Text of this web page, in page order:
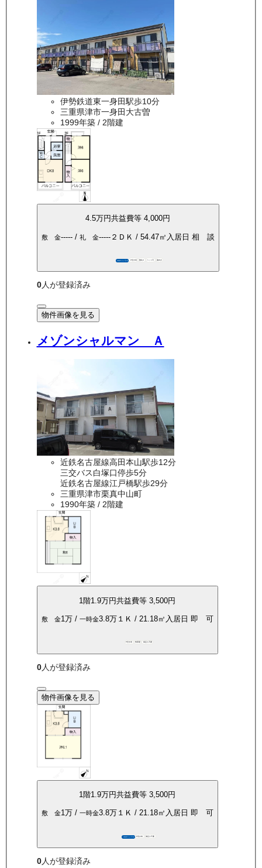
伊勢鉄道東一身田駅歩10分
三重県津市一身田大古曽
1999年築/ 2階建
4.5万円共益費等 4,000円
敷 金-----/ 礼 金-----２ＤＫ / 54.47㎡ 入居日 相 談
360°パノラマ P空き有 敷礼0 ペット可 南向き
0人が登録済み
物件画像を見る
メゾンシャルマン Ａ
近鉄名古屋線高田本山駅歩12分
三交バス白塚口停歩5分
近鉄名古屋線江戸橋駅歩29分
三重県津市栗真中山町
1990年築/ 2階建
1階1.9万円共益費等 3,500円
敷 金1万/ 一時金3.8万１Ｋ / 21.18㎡ 入居日 即 可
P空き有 角部屋 保証人不要
0人が登録済み
物件画像を見る
1 階1.9万円共益費等 3,500円
敷 金1万/ 一時金3.8万１Ｋ / 21.18㎡ 入居日 即 可
360°パノラマ P空き有 保証人不要
0人が登録済み